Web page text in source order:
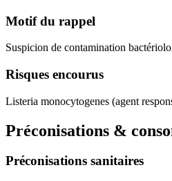
Motif du rappel
Suspicion de contamination
Risques encourus
Listeria monocytogenes (agent
Préconisations &
Préconisations sanitaires